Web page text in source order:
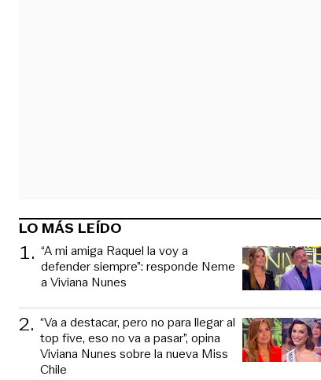
LO MÁS LEÍDO
1. “A mi amiga Raquel la voy a
defender siempre”: responde Neme
a Viviana Nunes
2. “Va a destacar, pero no para llegar al
top five, eso no va a pasar”, opina
Viviana Nunes sobre la nueva Miss
Chile